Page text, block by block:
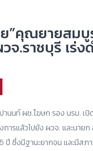
”คุณยายสม
จ.ราชบุรี เร่
นท์ ผช.โฆษก รอง นรม. เ
ารแล้วไปยัง ผวจ. และนายก
ซึ่งมีฐานะยากจน และมีสภ